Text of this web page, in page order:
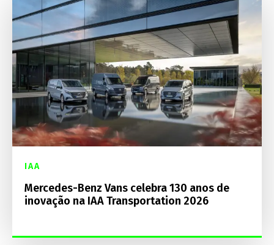
IAA
Mercedes-Benz Vans celebra 130 anos de
inovação na IAA Transportation 2026